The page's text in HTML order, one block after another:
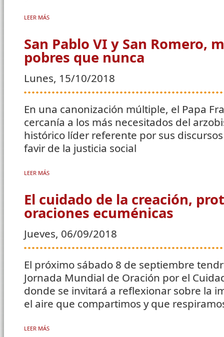
LEER MÁS
San Pablo VI y San Romero,
pobres que nunca
Lunes, 15/10/2018
En una canonización múltiple, el Papa
cercanía a los más necesitados del
histórico líder referente por sus
favir de la justicia social
LEER MÁS
El cuidado de la creación,
oraciones ecuménicas
Jueves, 06/09/2018
El próximo sábado 8 de septiembre
Jornada Mundial de Oración por el
donde se invitará a reflexionar sobre la
el aire que compartimos y que
LEER MÁS